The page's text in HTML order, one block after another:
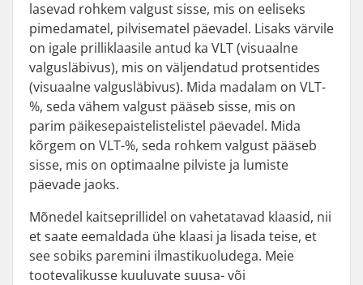
lasevad rohkem valgust sisse, mis on eeliseks
pimedamatel, pilvisematel päevadel. Lisaks värvile
on igale prilliklaasile antud ka VLT (visuaalne
valgusläbivus), mis on väljendatud protsentides
(visuaalne valgusläbivus). Mida madalam on VLT-
%, seda vähem valgust pääseb sisse, mis on
parim päikesepaistelistelistel päevadel. Mida
kõrgem on VLT-%, seda rohkem valgust pääseb
sisse, mis on optimaalne pilviste ja lumiste
päevade jaoks.
Mõnedel kaitseprillidel on vahetatavad klaasid, nii
et saate eemaldada ühe klaasi ja lisada teise, et
see sobiks paremini ilmastikuoludega. Meie
tootevalikusse kuuluvate suusa- või